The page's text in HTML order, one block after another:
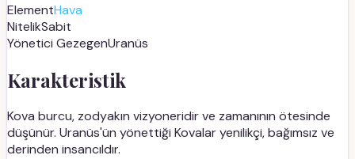
ElementHava
NitelikSabit
Yönetici GezegenUranüs
Karakteristik
Kova burcu, zodyakın vizyoneridir ve zamanının ötesinde
düşünür. Uranüs'ün yönettiği Kovalar yenilikçi, bağımsız ve
derinden insancıldır.